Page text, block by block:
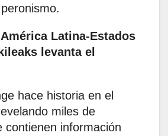
Latina-Estados
levanta el
hace historia en el
miles de
contienen información